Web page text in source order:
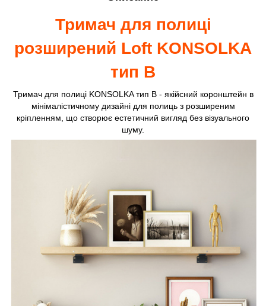
Тримач для полиці
розширений Loft KONSOLKA
тип B
Тримач для полиці KONSOLKA тип В - якійсний коронштейн в
мінімалістичному дизайні для полиць з розширеним
кріпленням, що створює естетичний вигляд без візуального
шуму.